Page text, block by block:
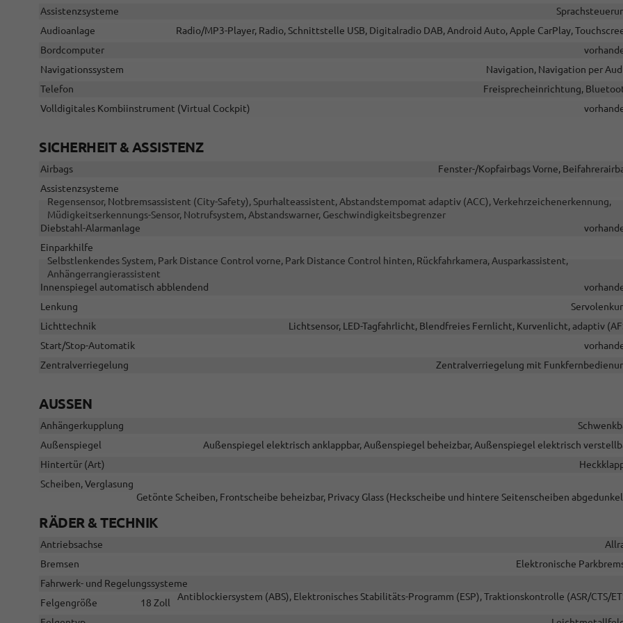
Assistenzsysteme
Audioanlage
Radio/MP3-Player, Radio, Schnittstelle USB, Digitalradio DAB, Android Auto, Apple CarPlay,
Bordcomputer
Navigationssystem
Navigation, Navigation per
Telefon
Freisprecheinrichtung,
Volldigitales Kombiinstrument (Virtual Cockpit)
SICHERHEIT & ASSISTENZ
Airbags
Fenster-/Kopfairbags Vorne,
Assistenzsysteme
Regensensor, Notbremsassistent (City-Safety), Spurhalteassistent, Abstandstempomat adaptiv (ACC), Verkehrzeichenerkennung,
Müdigkeitserkennungs-Sensor, Notrufsystem, Abstandswarner, Geschwindigkeitsbegrenzer
Diebstahl-Alarmanlage
Einparkhilfe
Selbstlenkendes System, Park Distance Control vorne, Park Distance Control hinten, Rückfahrkamera, Ausparkassistent,
Anhängerrangierassistent
Innenspiegel automatisch abblendend
Lenkung
Lichttechnik
Lichtsensor, LED-Tagfahrlicht, Blendfreies Fernlicht, Kurvenlicht, adaptiv
Start/Stop-Automatik
Zentralverriegelung
Zentralverriegelung mit
AUSSEN
Anhängerkupplung
Außenspiegel
Außenspiegel elektrisch anklappbar, Außenspiegel beheizbar, Außenspiegel elektrisch
Hintertür (Art)
Scheiben, Verglasung
Getönte Scheiben, Frontscheibe beheizbar, Privacy Glass (Heckscheibe und hintere Seitenscheiben
RÄDER & TECHNIK
Antriebsachse
Bremsen
Elektronische
Fahrwerk- und Regelungssysteme
Antiblockiersystem (ABS), Elektronisches Stabilitäts-Programm (ESP), Traktionskontrolle (ASR/CTS/
Felgengröße
18 Zoll